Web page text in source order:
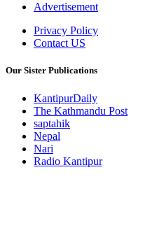
Advertisement
Privacy Policy
Contact US
Our Sister Publications
KantipurDaily
The Kathmandu Post
saptahik
Nepal
Nari
Radio Kantipur